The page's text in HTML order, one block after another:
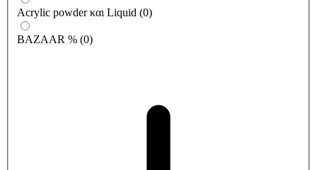
Acrylic powder και Liquid (0)
BAZAAR % (0)